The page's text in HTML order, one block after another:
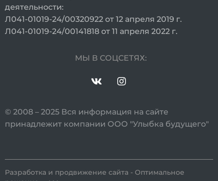
деятельности:
Л041-01019-24/00320922 от 12 апреля 2019 г.
Л041-01019-24/00141818 от 11 апреля 2022 г.
МЫ В СОЦСЕТЯХ:
© 2008 – 2025 Вся информация на сайте
принадлежит компании ООО "Улыбка будущего"
Разработка и продвижение сайта - Оптимальное